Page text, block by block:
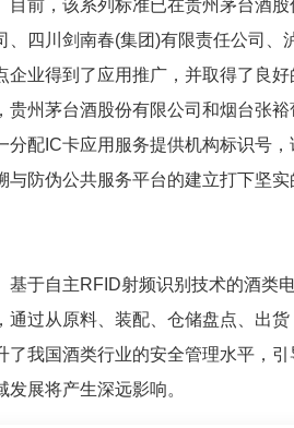
，该系列标准已在贵州茅台酒股
、四川剑南春(集团)有限责任公司
企业得到了应用推广，并取得了良
贵州茅台酒股份有限公司和烟台张
分配IC卡应用服务提供机构标识号
与防伪公共服务平台的建立打下坚实
自主RFID射频识别技术的酒类电
通过从原料、装配、仓储盘点、出
了我国酒类行业的安全管理水平，
发展将产生深远影响。